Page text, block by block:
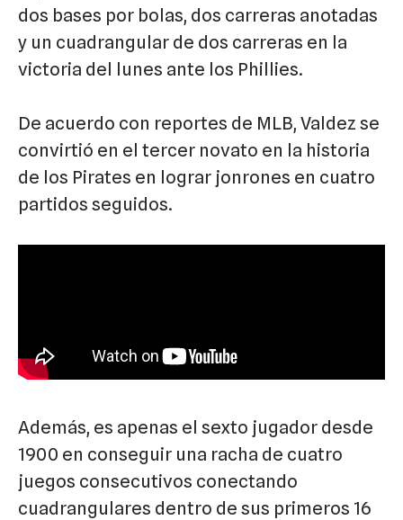
dos bases por bolas, dos carreras anotadas
y un cuadrangular de dos carreras en la
victoria del lunes ante los Phillies.
De acuerdo con reportes de MLB, Valdez se
convirtió en el tercer novato en la historia
de los Pirates en lograr jonrones en cuatro
partidos seguidos.
Además, es apenas el sexto jugador desde
1900 en conseguir una racha de cuatro
juegos consecutivos conectando
cuadrangulares dentro de sus primeros 16